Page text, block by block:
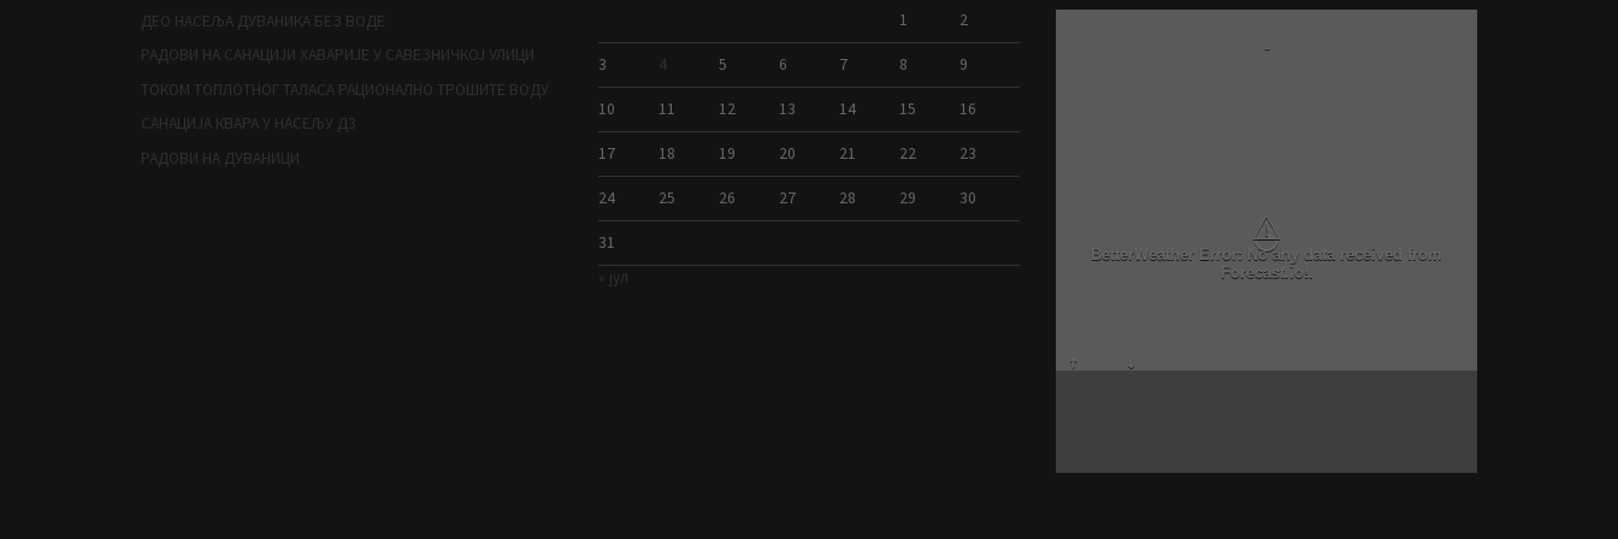
ДЕО НАСЕЉА ДУВАНИКА БЕЗ ВОДЕ
РАДОВИ НА САНАЦИЈИ ХАВАРИЈЕ У САВЕЗНИЧКОЈ УЛИЦИ
ТОКОМ ТОПЛОТНОГ ТАЛАСА РАЦИОНАЛНО ТРОШИТЕ ВОДУ
САНАЦИЈА КВАРА У НАСЕЉУ Д3
РАДОВИ НА ДУВАНИЦИ
1 2
3 4 5 6 7 8 9
10 11 12 13 14 15 16
17 18 19 20 21 22 23
24 25 26 27 28 29 30
31
« јул
-
⚠
BetterWeather Error: No any data received from
Forecast.io!.